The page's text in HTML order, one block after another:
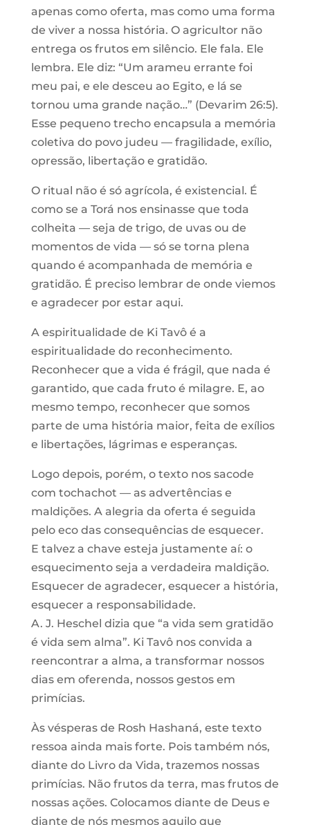
apenas como oferta, mas como uma forma
de viver a nossa história. O agricultor não
entrega os frutos em silêncio. Ele fala. Ele
lembra. Ele diz: “Um arameu errante foi
meu pai, e ele desceu ao Egito, e lá se
tornou uma grande nação…” (Devarim 26:5).
Esse pequeno trecho encapsula a memória
coletiva do povo judeu — fragilidade, exílio,
opressão, libertação e gratidão.
O ritual não é só agrícola, é existencial. É
como se a Torá nos ensinasse que toda
colheita — seja de trigo, de uvas ou de
momentos de vida — só se torna plena
quando é acompanhada de memória e
gratidão. É preciso lembrar de onde viemos
e agradecer por estar aqui.
A espiritualidade de Ki Tavô é a
espiritualidade do reconhecimento.
Reconhecer que a vida é frágil, que nada é
garantido, que cada fruto é milagre. E, ao
mesmo tempo, reconhecer que somos
parte de uma história maior, feita de exílios
e libertações, lágrimas e esperanças.
Logo depois, porém, o texto nos sacode
com tochachot — as advertências e
maldições. A alegria da oferta é seguida
pelo eco das consequências de esquecer.
E talvez a chave esteja justamente aí: o
esquecimento seja a verdadeira maldição.
Esquecer de agradecer, esquecer a história,
esquecer a responsabilidade.
A. J. Heschel dizia que “a vida sem gratidão
é vida sem alma”. Ki Tavô nos convida a
reencontrar a alma, a transformar nossos
dias em oferenda, nossos gestos em
primícias.
Às vésperas de Rosh Hashaná, este texto
ressoa ainda mais forte. Pois também nós,
diante do Livro da Vida, trazemos nossas
primícias. Não frutos da terra, mas frutos de
nossas ações. Colocamos diante de Deus e
diante de nós mesmos aquilo que